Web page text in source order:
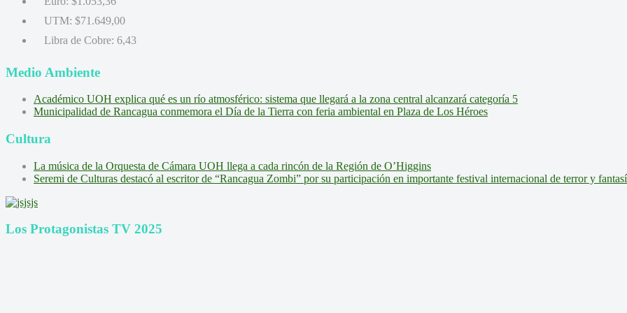
UTM: $71.649,00
Libra de Cobre: 6,43
Medio Ambiente
Académico UOH explica qué es un río atmosférico: sistema que llegará a la zona central alcanzará categoría 5
Municipalidad de Rancagua conmemora el Día de la Tierra con feria ambiental en Plaza de Los Héroes
Cultura
La música de la Orquesta de Cámara UOH llega a cada rincón de la Región de O’Higgins
Seremi de Culturas destacó al escritor de “Rancagua Zombi” por su participación en importante festival internacional de terror y
Los Protagonistas TV 2025